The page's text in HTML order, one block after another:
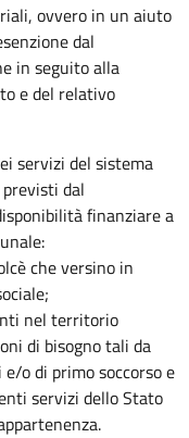
ovvero in un aiuto
dal
in seguito alla
e del relativo
servizi del sistema
dal
finanziare a
che versino in
nel territorio
di bisogno tali da
o di primo soccorso e
servizi dello Stato